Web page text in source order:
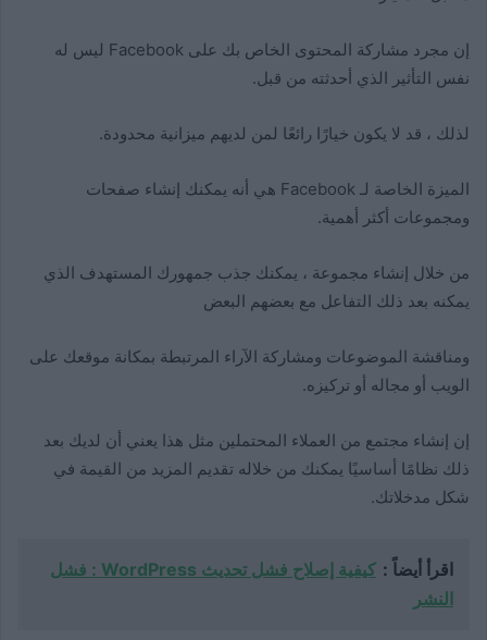
إن مجرد مشاركة المحتوى الخاص بك على Facebook ليس له
نفس التأثير الذي أحدثته من قبل.
لذلك ، قد لا يكون خيارًا رائعًا لمن لديهم ميزانية محدودة.
الميزة الخاصة لـ Facebook هي أنه يمكنك إنشاء صفحات
ومجموعات أكثر أهمية.
من خلال إنشاء مجموعة ، يمكنك جذب جمهورك المستهدف الذي
يمكنه بعد ذلك التفاعل مع بعضهم البعض
ومناقشة الموضوعات ومشاركة الآراء المرتبطة بمكانة موقعك على
الويب أو مجاله أو تركيزه.
إن إنشاء مجتمع من العملاء المحتملين مثل هذا يعني أن لديك بعد
ذلك نظامًا أساسيًا يمكنك من خلاله تقديم المزيد من القيمة في
شكل مدخلاتك.
اقرأ أيضاً :
كيفية إصلاح فشل تحديث WordPress : فشل
النشر